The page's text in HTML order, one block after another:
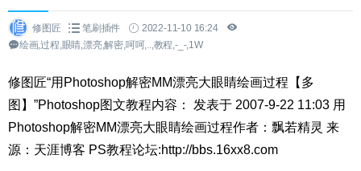
修图匠 笔刷插件
2022-11-10 16:24
绘画,过程,眼睛,漂亮,解密,呵呵,..,教程,-_-,1W
修图匠“用Photoshop解密MM漂亮大眼睛绘画过程【多
图】”Photoshop图文教程内容： 发表于 2007-9-22 11:03 用
Photoshop解密MM漂亮大眼睛绘画过程作者：飘若精灵 来
源：天涯博客 PS教程论坛:http://bbs.16xx8.com